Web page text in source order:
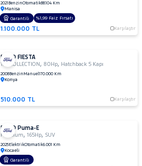
2021 BenzinOtomatik88.104 Km
Manisa
1.100.000 TL Karşılaştır
Garantili %1,99 Faiz Fırsatı
FORD FIESTA
1.4I COLLECTION , 80Hp, Hatchback 5 Kapı
2008Benzin Manuel170.000 Km
Konya
510.000 TL Karşılaştır
FORD Puma-E
Premium,165Hp, SUV
2025ElektrikOtomatik6.001 Km
Kocaeli
Garantili